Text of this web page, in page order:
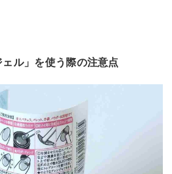
ル」を使う際の注意点